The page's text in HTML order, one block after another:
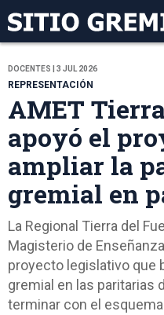
DOCENTES | 3 JUL 2026
REPRESENTACIÓN
AMET
apoyó el
ampliar la
gremial en
La Regional Tierra del
Magisterio de
proyecto legislativo que
gremial en las paritarias
terminar con el